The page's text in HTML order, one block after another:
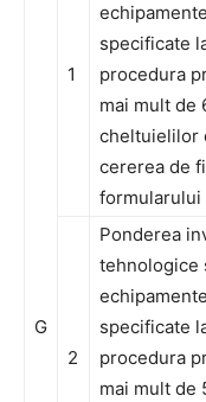
G
1
specificate
procedura
mai mult de
cheltuielilor
cererea de
formularului
2
Ponderea
tehnologice
specificate
procedura
mai mult de